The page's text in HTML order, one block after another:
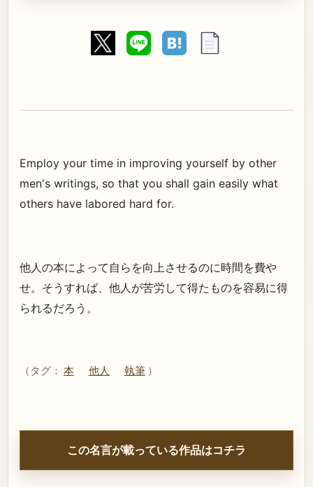
Employ your time in improving yourself by other
men's writings, so that you shall gain easily what
others have labored hard for.
他人の本によって自らを向上させるのに時間を費や
せ。そうすれば、他人が苦労して得たものを容易に得
られるだろう。
（タグ： 本 他人 執筆 ）
この名言が載っている作品はコチラ